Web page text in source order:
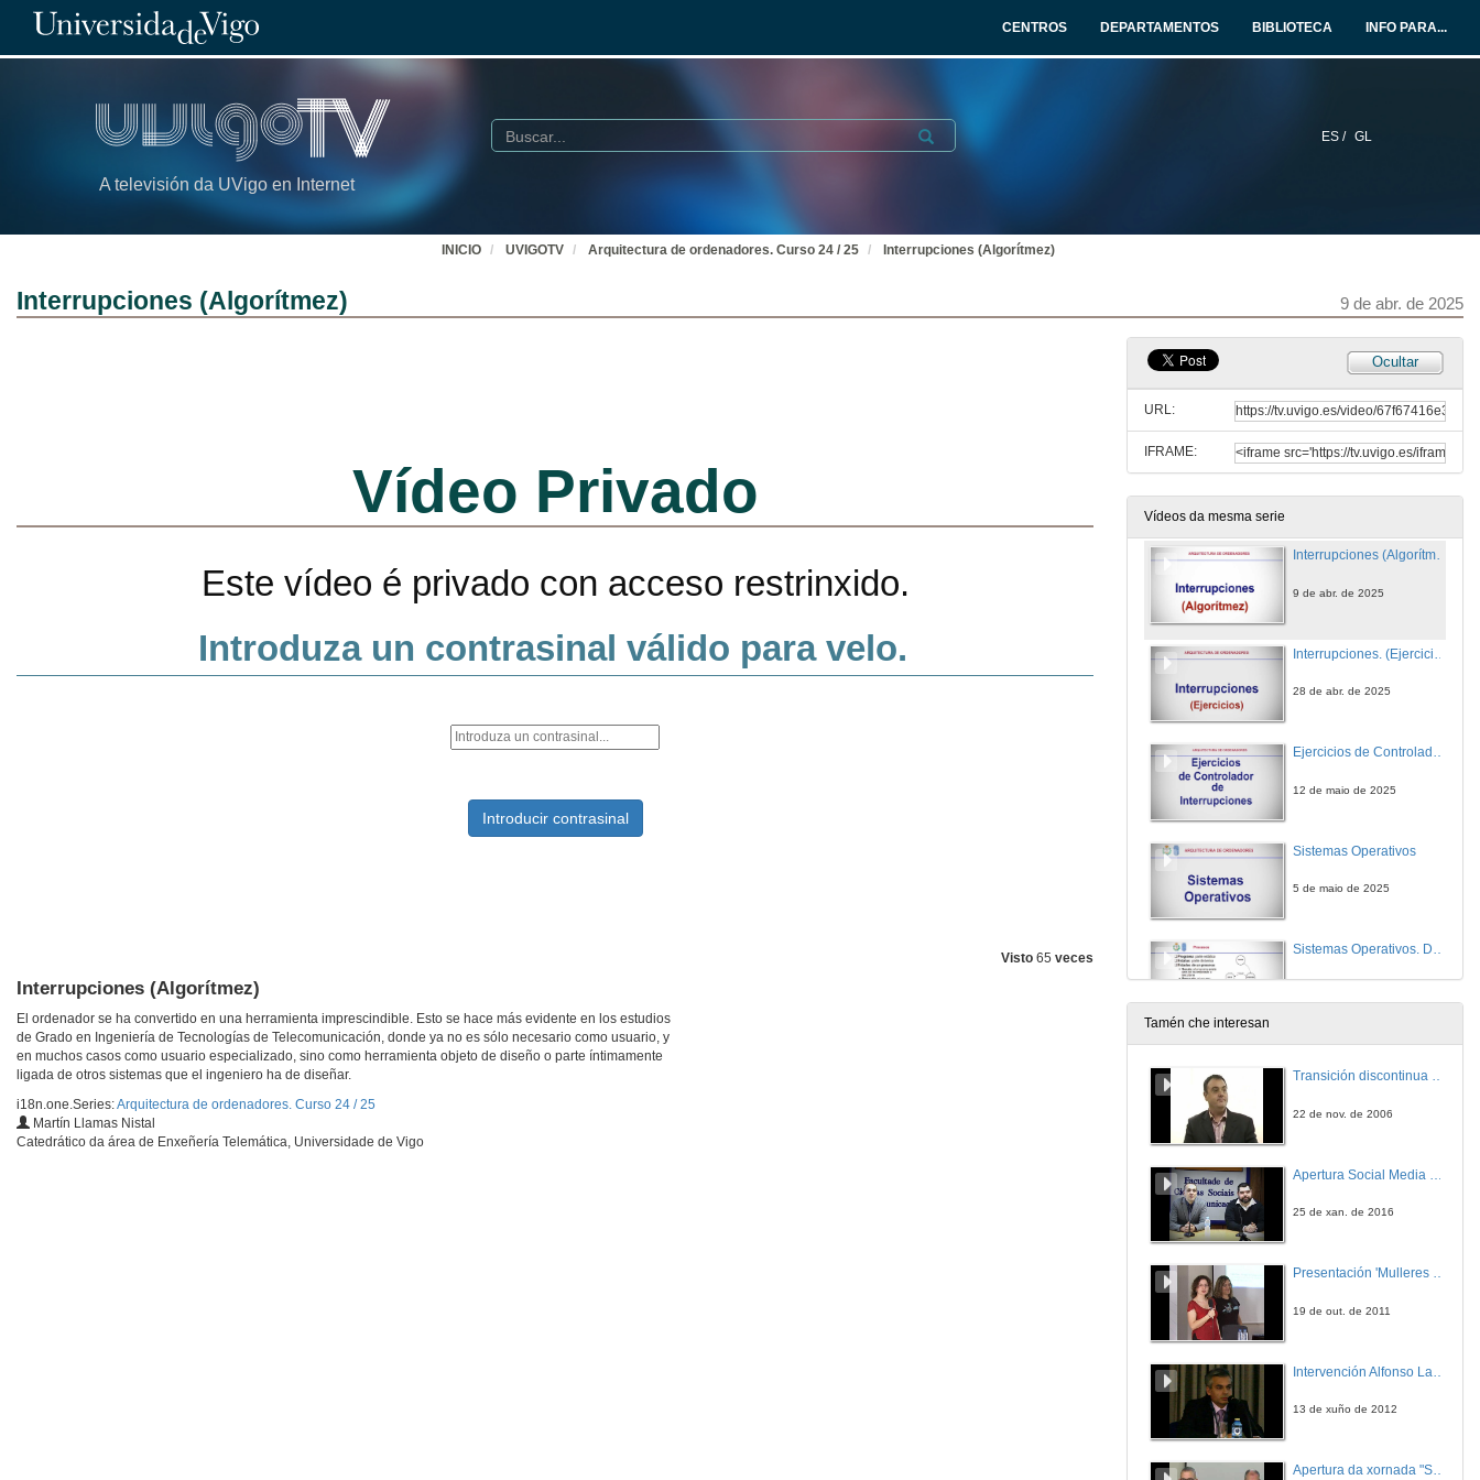
CENTROS DEPARTAMENTOS BIBLIOTECA INFO PARA...
A televisión da UVigo en Internet
ES / GL
Buscar Submit
INICIO UVIGOTV Arquitectura de ordenadores. Curso 24 / 25 Interrupciones (Algorítmez)
Interrupciones (Algorítmez) 9 de abr. de 2025
Visto 65 veces
Interrupciones (Algorítmez)
El ordenador se ha convertido en una herramienta imprescindible. Esto se hace más evidente en los estudios
de Grado en Ingeniería de Tecnologías de Telecomunicación, donde ya no es sólo necesario como usuario, y
en muchos casos como usuario especializado, sino como herramienta objeto de diseño o parte íntimamente
ligada de otros sistemas que el ingeniero ha de diseñar.
i18n.one.Series:Arquitectura de ordenadores. Curso 24 / 25
Martín Llamas Nistal
Catedrático da área de Enxeñería Telemática, Universidade de Vigo
Ocultar
URL:
IFRAME:
Vídeos da mesma serie
Examen ET1 Marzo 2025, Grupo B
1 de abr. de 2024
Ejercicios Semana 9
Variaciones sobre la Periferia
7 de abr. de 2025
Interrupciones (Algorítmez)
9 de abr. de 2025
28 de abr. de 2025
Ejercicios de Controlador de interrupciones
12 de maio de 2025
Sistemas Operativos
5 de maio de 2025
Sistemas Operativos. Descripción de Procesos (completa)
Bases de datos. Introducción
14 de maio de 2025
Tamén che interesan
Transición discontinua de partículas de microgel termosensible
22 de nov. de 2006
25 de xan. de 2016
Presentación 'Mulleres no software libre'
19 de out. de 2011
13 de xuño de 2012
Apertura da xornada "Smart-Energy, Smart-City"